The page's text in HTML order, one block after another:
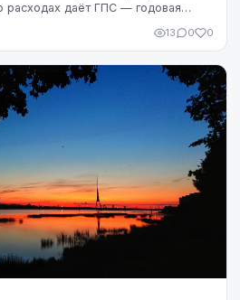
расходах даёт ГПС — годовая
13 0 0